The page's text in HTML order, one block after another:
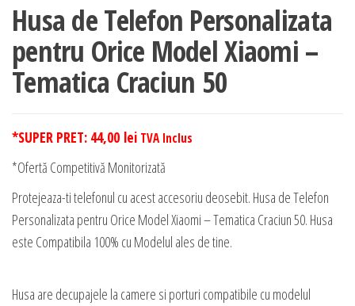
Husa de Telefon Personalizata
pentru Orice Model Xiaomi –
Tematica Craciun 50
*SUPER PRET: 44,00 lei TVA Inclus
*Ofertă Competitivă Monitorizată
Protejeaza-ti telefonul cu acest accesoriu deosebit. Husa de Telefon
Personalizata pentru Orice Model Xiaomi – Tematica Craciun 50. Husa
este Compatibila 100% cu Modelul ales de tine.
Husa are decupajele la camere si porturi compatibile cu modelul